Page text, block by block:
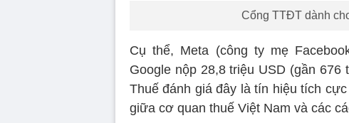
Cổng TTĐT dành
Cụ thể, Meta (công ty mẹ
Google nộp 28,8 triệu USD (gần
Thuế đánh giá đây là tín hiệu tích
giữa cơ quan thuế Việt Nam và các